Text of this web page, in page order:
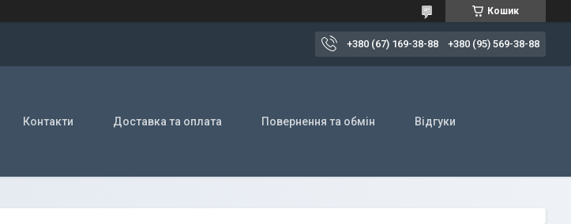
Кошик
+380 (67) 169-38-88 +380 (95) 569-38-88
Контакти Доставка та оплата Повернення та обмін Відгуки